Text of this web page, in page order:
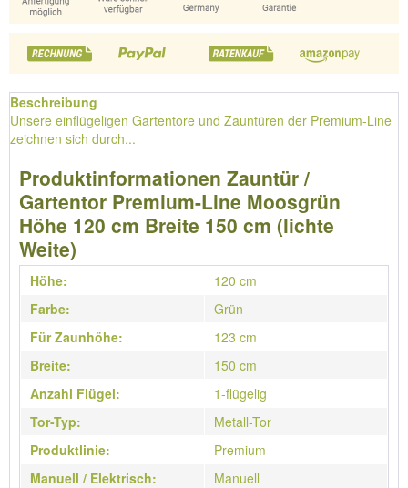
Beschreibung
Unsere einflügeligen Gartentore und Zauntüren der Premium-Line
zeichnen sich durch...
Produktinformationen Zauntür /
Gartentor Premium-Line Moosgrün
Höhe 120 cm Breite 150 cm (lichte
Weite)
Höhe:
120 cm
Farbe:
Grün
Für Zaunhöhe:
123 cm
Breite:
150 cm
Anzahl Flügel:
1-flügelig
Tor-Typ:
Metall-Tor
Produktlinie:
Premium
Manuell / Elektrisch:
Manuell